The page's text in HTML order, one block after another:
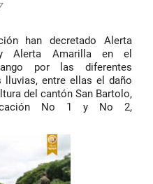
han decretado Alerta
Alerta Amarilla en el
por las diferentes
entre ellas el daño
del cantón San Bartolo,
No 1 y No 2,